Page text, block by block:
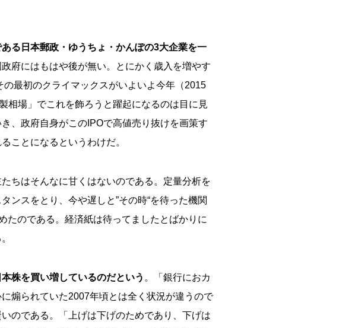
る日本郵政・ゆうちょ・かんぽの3大企業を一
府にはもはや後が無い。とにかく歳入を増やす
最初のクライマックスがいよいよ今年（2015
相場」でこれを飾ろうと躍起になるのは目に見
、政府自身がこのIPOで高値売り抜けを画策す
ことになるというわけだ。
ちはそんなに甘くはないのである。定量分析を
ンスをとり、今や遅しと”その時“を待った機関
たのである。経済紙は待ってましたとばかりに
株を買い増しているのだという 。「銀行におカ
煽られていた2007年頃とは全く状況が違うので
のである。「上げは下げのためであり、下げは